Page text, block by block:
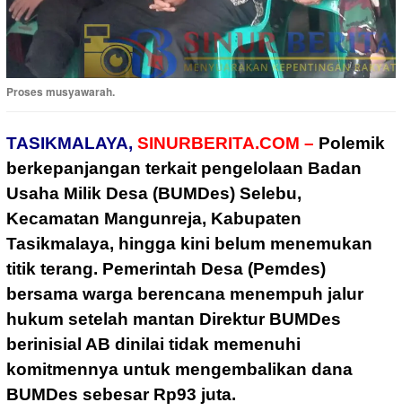
Proses musyawarah.
TASIKMALAYA, SINURBERITA.COM – Polemik
berkepanjangan terkait pengelolaan Badan
Usaha Milik Desa (BUMDes) Selebu,
Kecamatan Mangunreja, Kabupaten
Tasikmalaya, hingga kini belum menemukan
titik terang. Pemerintah Desa (Pemdes)
bersama warga berencana menempuh jalur
hukum setelah mantan Direktur BUMDes
berinisial AB dinilai tidak memenuhi
komitmennya untuk mengembalikan dana
BUMDes sebesar Rp93 juta.